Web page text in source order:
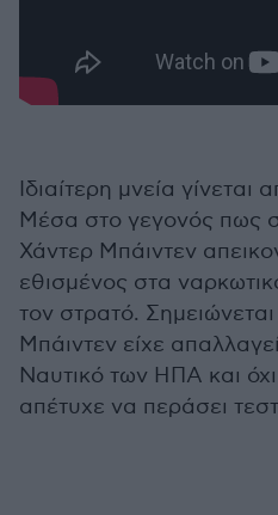
Ιδιαίτερη μνεία γίνεται
Μέσα στο γεγονός πως
Χάντερ Μπάιντεν
εθισμένος στα
τον στρατό.
Μπάιντεν είχε
Ναυτικό των ΗΠΑ και
απέτυχε να περάσει